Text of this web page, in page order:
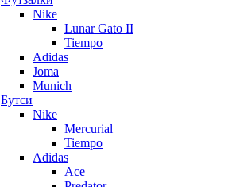
Nike
Lunar Gato II
Tiempo
Adidas
Joma
Munich
Бутси
Nike
Mercurial
Tiempo
Adidas
Ace